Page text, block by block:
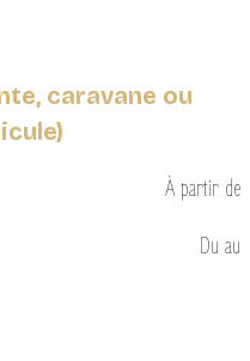
caravane ou
À partir de
Du au